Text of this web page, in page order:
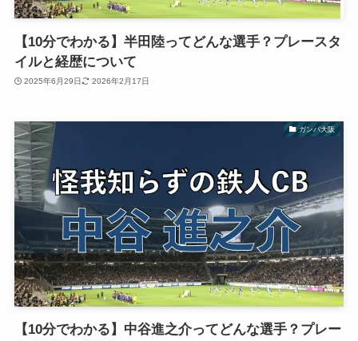
【10分でわかる】半田陸ってどんな選手？プレースタ
イルと経歴について
2025年6月29日 2026年2月17日
ガンバ大阪
【10分でわかる】中谷進之介ってどんな選手？プレー